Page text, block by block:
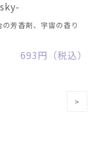
芳香剤、宇宙の香り
693円（税込）
>